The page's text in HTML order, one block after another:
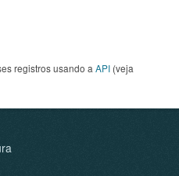
registros usando a API (veja